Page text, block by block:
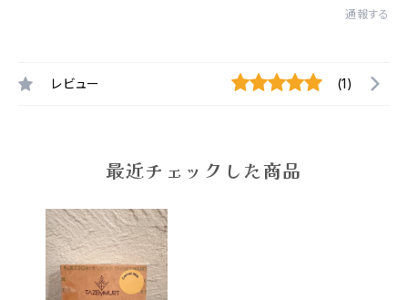
通報する
レビュー (1)
最近チェックした商品